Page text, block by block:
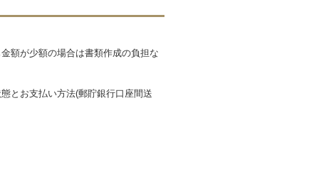
額が少額の場合は書類作成の負担な
とお支払い方法(郵貯銀行口座間送